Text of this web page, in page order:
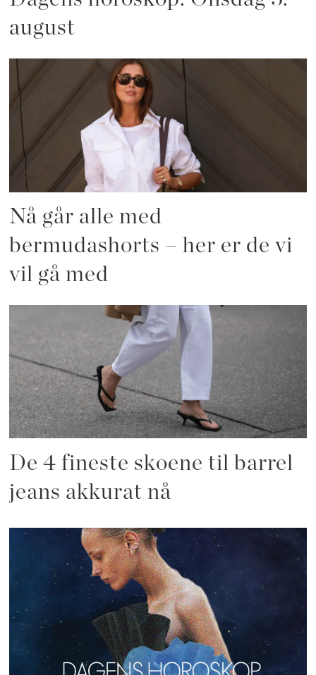
august
Nå går alle med
bermudashorts – her er de vi
vil gå med
De 4 fineste skoene til barrel
jeans akkurat nå